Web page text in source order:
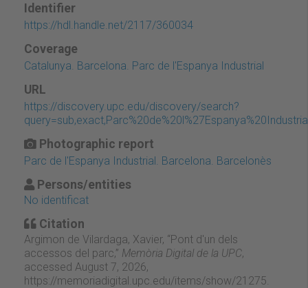
Identifier
https://hdl.handle.net/2117/360034
Coverage
Catalunya. Barcelona. Parc de l'Espanya Industrial
URL
https://discovery.upc.edu/discovery/search?
Photographic report
Parc de l'Espanya Industrial. Barcelona. Barcelonès
Persons/entities
No identificat
Citation
Argimon de Vilardaga, Xavier, “Pont d'un dels
accessos del parc,” Memòria Digital de la UPC,
accessed August 7, 2026,
https://memoriadigital.upc.edu/items/show/21275